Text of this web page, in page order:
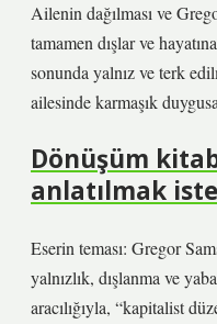
Ailenin dağılması ve
tamamen dışlar ve
sonunda yalnız ve terk
ailesinde karmaşık
Dönüşüm
anlatılmak
Eserin teması: Gregor
yalnızlık, dışlanma ve
aracılığıyla, “kapitalist